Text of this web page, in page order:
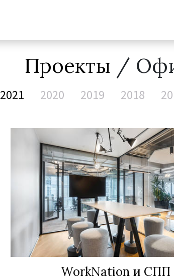
Проекты /
2021 2020 2019 2018
WorkNation и СПП